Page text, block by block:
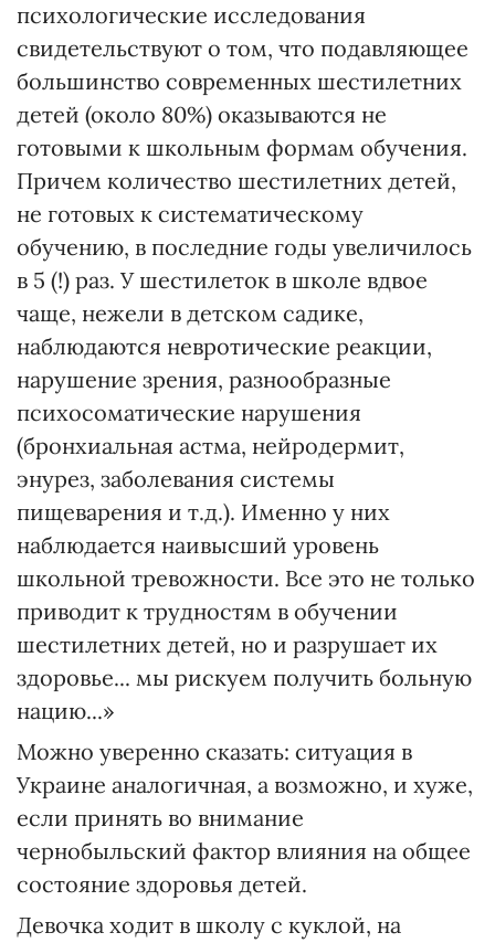
психологические исследования
свидетельствуют о том, что подавляющее
большинство современных шестилетних
детей (около 80%) оказываются не
готовыми к школьным формам обучения.
Причем количество шестилетних детей,
не готовых к систематическому
обучению, в последние годы увеличилось
в 5 (!) раз. У шестилеток в школе вдвое
чаще, нежели в детском садике,
наблюдаются невротические реакции,
нарушение зрения, разнообразные
психосоматические нарушения
(бронхиальная астма, нейродермит,
энурез, заболевания системы
пищеварения и т.д.). Именно у них
наблюдается наивысший уровень
школьной тревожности. Все это не только
приводит к трудностям в обучении
шестилетних детей, но и разрушает их
здоровье... мы рискуем получить больную
нацию...»
Можно уверенно сказать: ситуация в
Украине аналогичная, а возможно, и хуже,
если принять во внимание
чернобыльский фактор влияния на общее
состояние здоровья детей.
Девочка ходит в школу с куклой, на